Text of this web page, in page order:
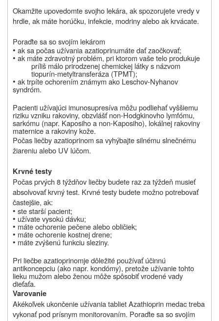
Okamžite upovedomte svojho lekára, ak spozorujete vredy v
hrdle, ak máte horúčku, infekcie, modriny alebo ak krvácate.
Poraďte sa so svojím lekárom
• ak sa počas užívaniaazatioprinumáte dať zaočkovať;
• ak máte zdravotný problém, pri ktorom vaše telo produkuje
príliš málo prirodzenej chemickej látky s názvom
tiopurín-metyltransferáza (TPMT);
• ak trpíte ochorením známym ako Leschov-Nyhanov
syndróm.
Pacienti užívajúci imunosupresíva môžu podliehať vyššiemu
riziku vzniku rakoviny, obzvlášť non-Hodgkinovho lymfómu,
sarkómu (napr. Kaposiho a non-Kaposiho), lokálnej rakoviny
maternice a rakoviny kože.
Počas liečby azatioprinom sa vyhýbajte silnému slnečnému
žiareniu alebo UV lúčom.
Krvné testy
Počas prvých 8 týždňov liečby budete raz za týždeň musieť
absolvovať krvný test. Krvné testy budete možno potrebovať
častejšie, ak:
• ste starší pacient;
• užívate vysokú dávku;
• máte ochorenie pečene alebo obličiek;
• máte ochorenie kostnej drene;
• máte zvýšenú funkciu sleziny.
Pri liečbeazatioprinomje dôležité používať účinnú
antikoncepciu (ako napr. kondómy), pretože užívanie tohto
lieku mužom alebo ženou môže spôsobiť vrodené vady
dieťaťa.
Varovanie
Akékoľvek ukončenie užívania tabliet Azathioprin medac treba
vykonať pod prísnym monitorovaním. Poraďte sa so svojím